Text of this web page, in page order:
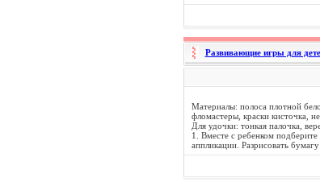
Развивающие игры для
Материалы: полоса плотной
фломастеры, краски кисточка,
Для удочки: тонкая палочка,
1. Вместе с ребенком
аппликации. Разрисовать